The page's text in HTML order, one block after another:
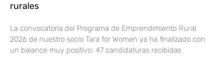
rurales
La convocatoria del Programa de Emprendimiento Rural
2026 de nuestro socio Tara for Women ya ha finalizado con
un balance muy positivo: 47 candidaturas recibidas